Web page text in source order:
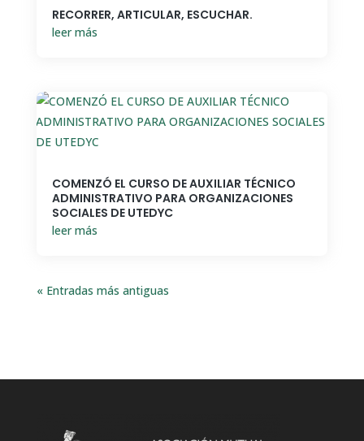
RECORRER, ARTICULAR, ESCUCHAR.
leer más
COMENZÓ EL CURSO DE AUXILIAR TÉCNICO
ADMINISTRATIVO PARA ORGANIZACIONES
SOCIALES DE UTEDYC
leer más
« Entradas más antiguas